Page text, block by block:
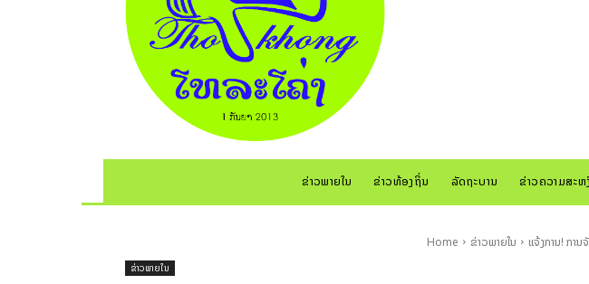
ຂ່າວພາຍໃນ ຂ່າວທ້ອງຖິ່ນ ລັດຖະບານ ຂ່າວຄວາມສະຫ
Home ຂ່າວພາຍໃນ ແຈ້ງການ! ກາ
ຂ່າວພາຍໃນ